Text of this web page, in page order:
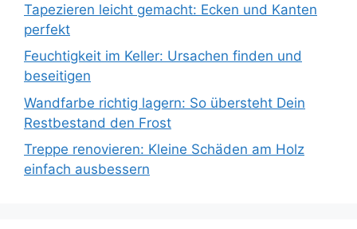
Tapezieren leicht gemacht: Ecken und Kanten
perfekt
Feuchtigkeit im Keller: Ursachen finden und
beseitigen
Wandfarbe richtig lagern: So übersteht Dein
Restbestand den Frost
Treppe renovieren: Kleine Schäden am Holz
einfach ausbessern